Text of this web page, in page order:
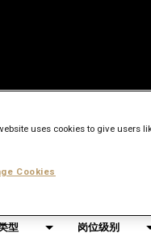
型 岗位级别
uses cookies to give users
Cookies